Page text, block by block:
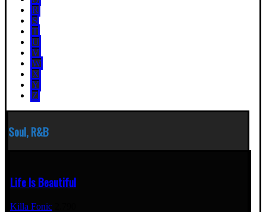
R
S
T
U
V
W
X
Y
Z
Soul, R&B
Life Is Beautiful
Killa Fonic